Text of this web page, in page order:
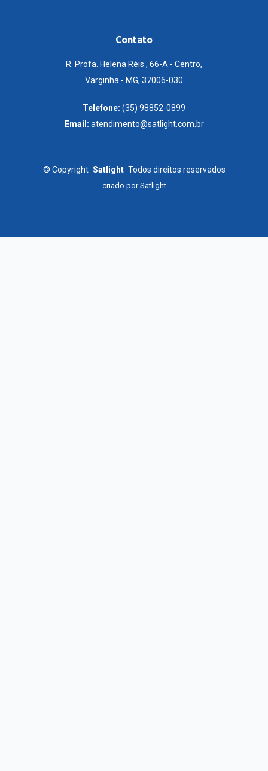
Contato
R. Profa. Helena Réis , 66-A - Centro,
Varginha - MG, 37006-030
Telefone: (35) 98852-0899
Email: atendimento@satlight.com.br
© Copyright Satlight Todos direitos reservados
criado porSatlight